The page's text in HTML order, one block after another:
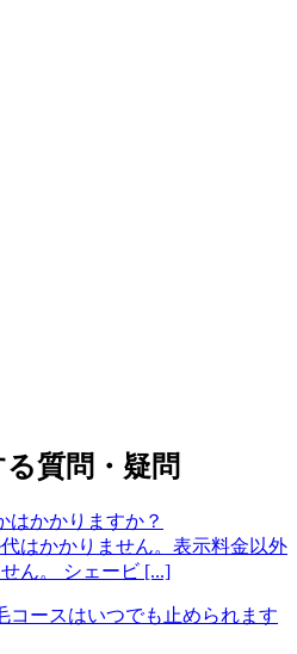
る質問・疑問
はかかりますか？
はかかりません。表示料金以外
ん。 シェービ [...]
コースはいつでも止められます